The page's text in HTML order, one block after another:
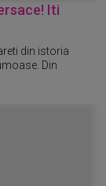
Iti
din istoria
Din